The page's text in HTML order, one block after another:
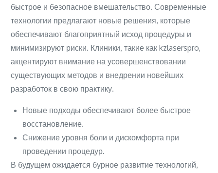
быстрое и безопасное вмешательство. Современные
технологии предлагают новые решения, которые
обеспечивают благоприятный исход процедуры и
минимизируют риски. Клиники, такие как kzlaserspro,
акцентируют внимание на усовершенствовании
существующих методов и внедрении новейших
разработок в свою практику.
Новые подходы обеспечивают более быстрое
восстановление.
Снижение уровня боли и дискомфорта при
проведении процедур.
В будущем ожидается бурное развитие технологий,